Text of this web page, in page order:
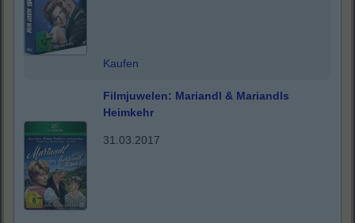
Kaufen
Filmjuwelen: Mariandl & Mariandls
Heimkehr
31.03.2017